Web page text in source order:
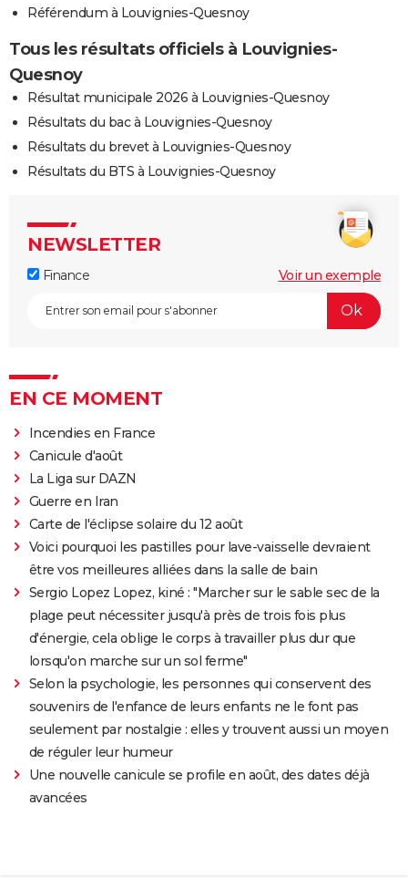
Référendum à Louvignies-Quesnoy
Tous les résultats officiels à Louvignies-
Quesnoy
Résultat municipale 2026 à Louvignies-Quesnoy
Résultats du bac à Louvignies-Quesnoy
Résultats du brevet à Louvignies-Quesnoy
Résultats du BTS à Louvignies-Quesnoy
NEWSLETTER
Finance Voir un exemple
EN CE MOMENT
Incendies en France
Canicule d'août
La Liga sur DAZN
Guerre en Iran
Carte de l'éclipse solaire du 12 août
Voici pourquoi les pastilles pour lave-vaisselle devraient
être vos meilleures alliées dans la salle de bain
Sergio Lopez Lopez, kiné : "Marcher sur le sable sec de la
plage peut nécessiter jusqu'à près de trois fois plus
d'énergie, cela oblige le corps à travailler plus dur que
lorsqu'on marche sur un sol ferme"
Selon la psychologie, les personnes qui conservent des
souvenirs de l'enfance de leurs enfants ne le font pas
seulement par nostalgie : elles y trouvent aussi un moyen
de réguler leur humeur
Une nouvelle canicule se profile en août, des dates déjà
avancées